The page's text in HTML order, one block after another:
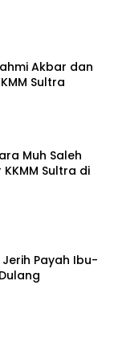
Akbar dan
Sultra
Muh Saleh
Sultra di
Jerih Payah Ibu-